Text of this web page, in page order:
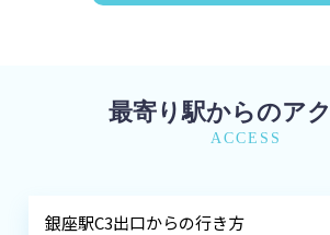
最寄り駅からのア
ACCESS
銀座駅C3出口からの行き方